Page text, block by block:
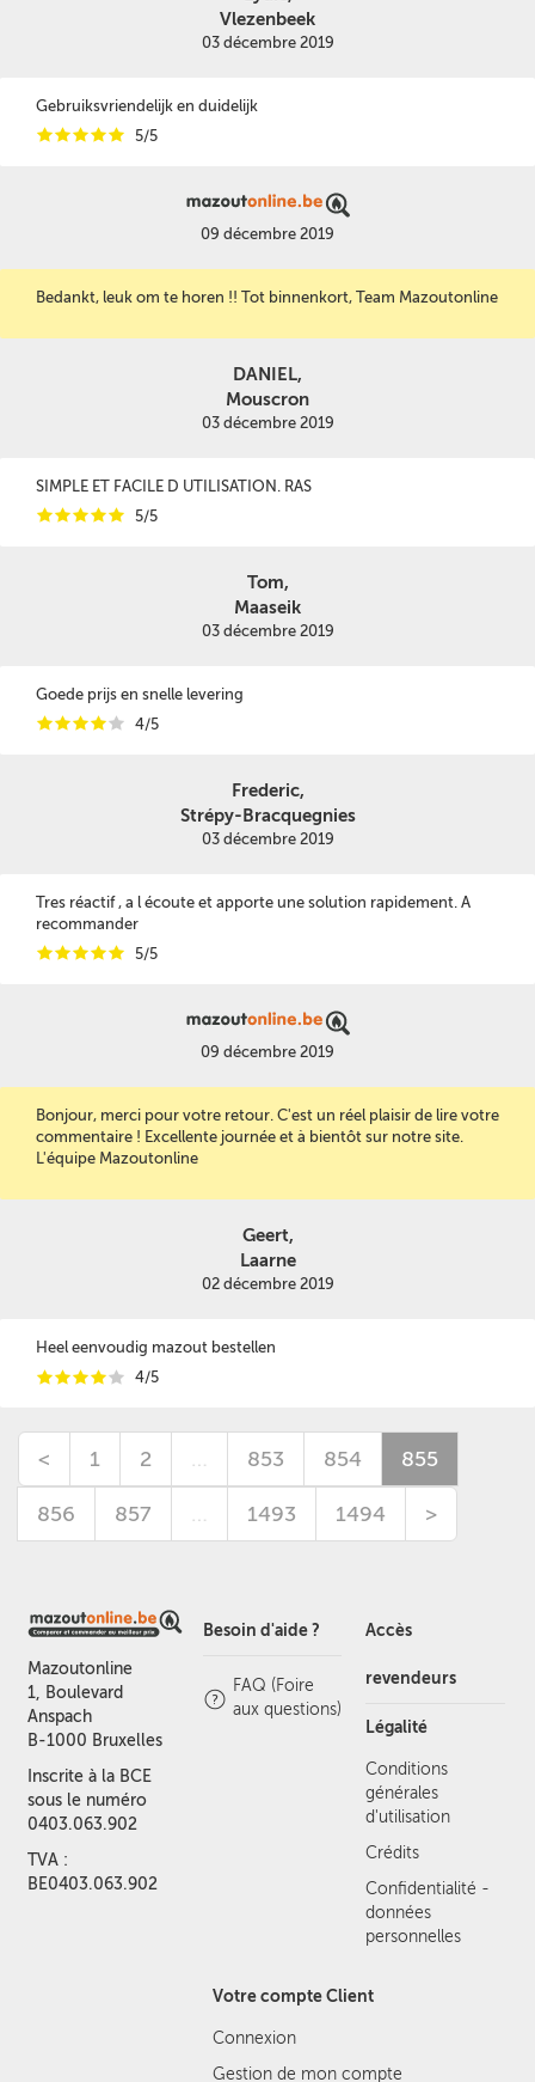
Vlezenbeek
03 décembre 2019
Gebruiksvriendelijk en duidelijk
iiiii 5/5
09 décembre 2019
Bedankt, leuk om te horen !! Tot binnenkort, Team Mazoutonline
DANIEL,
Mouscron
03 décembre 2019
SIMPLE ET FACILE D UTILISATION. RAS
iiiii 5/5
Tom,
Maaseik
03 décembre 2019
Goede prijs en snelle levering
iiiii 4/5
Frederic,
Strépy-Bracquegnies
03 décembre 2019
Tres réactif , a l écoute et apporte une solution rapidement. A
recommander
iiiii 5/5
09 décembre 2019
Bonjour, merci pour votre retour. C'est un réel plaisir de lire votre
commentaire ! Excellente journée et à bientôt sur notre site.
L'équipe Mazoutonline
Geert,
Laarne
02 décembre 2019
Heel eenvoudig mazout bestellen
iiiii 4/5
< 1 2 … 853 854 855
856 857 … 1493 1494 >
Mazoutonline
1, Boulevard
Anspach
B-1000 Bruxelles
Inscrite à la BCE
sous le numéro
0403.063.902
TVA :
BE0403.063.902
Besoin d'aide ?
FAQ (Foire
aux questions)
Accès
revendeurs
Légalité
Conditions
générales
d'utilisation
Crédits
Confidentialité -
données
personnelles
Votre compte Client
Connexion
Gestion de mon compte